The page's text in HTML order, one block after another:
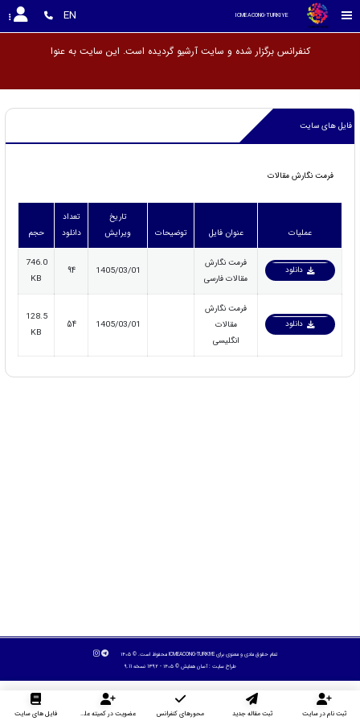
ICMEACONG-TURKIYE
EN
کنفرانس برگزار شده و سایت آرشیو گردیده است. این سایت به
فایل های سایت
فرمت نگارش مقالات
عملیات عنوان فایل توضیحات
تاریخ
ویرایش
تعداد
دانلود
حجم
دانلود
فرمت نگارش
مقالات فارسی
1405/03/01
94
746.0
KB
دانلود
فرمت نگارش
مقالات
انگلیسی
1405/03/01
54
128.5
KB
تمام حقوق مادی و معنوی برای ICMEACONG-TURKIYE محفوظ است. © ۱۴۰۵
طراح سایت :آسان همایش © ۱۴۰۵ - 1392 نسخه 9.11
ثبت نام در سایت ثبت مقاله جدید محورهای کنفرانس عضویت در کمیته علمی داوران فایل های سایت